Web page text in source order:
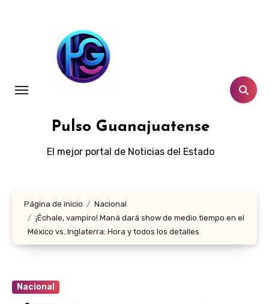
Pulso Guanajuatense
El mejor portal de Noticias del Estado
Página de inicio
Nacional
¡Échale, vampiro! Maná dará show de medio tiempo en el
México vs. Inglaterra: Hora y todos los detalles
Nacional